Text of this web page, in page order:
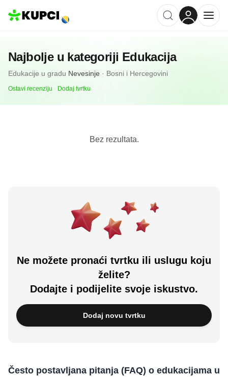
Najbolje u kategoriji Edukacija
Edukacije u gradu Nevesinje · Bosni i Hercegovini
Ostavi recenziju Dodaj tvrtku
Bez rezultata.
Ne možete pronaći tvrtku ili uslugu koju
želite?
Dodajte i podijelite svoje iskustvo.
Dodaj novu tvrtku
Često postavljana pitanja (FAQ) o edukacijama u